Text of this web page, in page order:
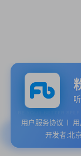
用户服务协议
开发者:北